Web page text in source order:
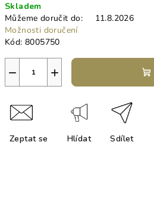
cena:
Skladem
Můžeme doručit do:
11.8.2026
Možnosti doručení
Kód: 8005750
+
−
Zeptat se Hlídat Sdílet